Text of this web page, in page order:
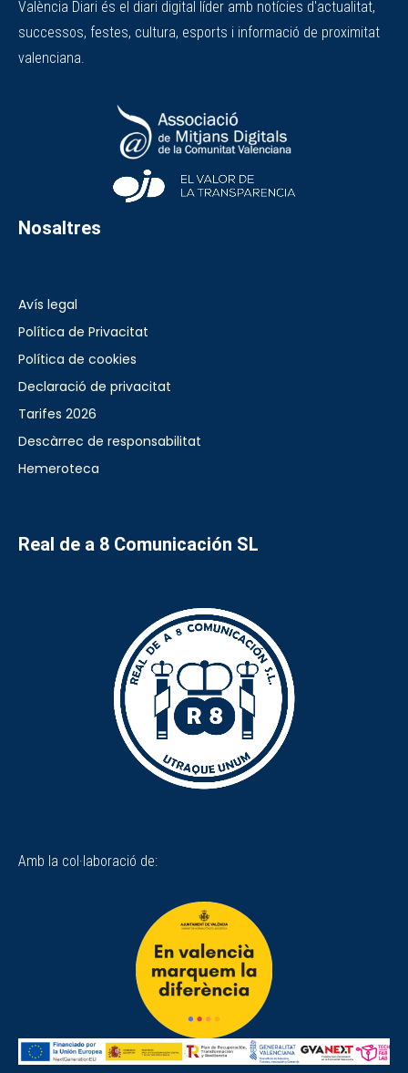
València Diari és el diari digital líder amb notícies d'actualitat,
successos, festes, cultura, esports i informació de proximitat
valenciana.
Nosaltres
Avís legal
Política de Privacitat
Política de cookies
Declaració de privacitat
Tarifes 2026
Descàrrec de responsabilitat
Hemeroteca
Real de a 8 Comunicación SL
Amb la col·laboració de: